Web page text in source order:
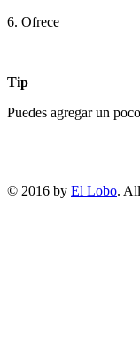
6. Ofrece
Tip
Puedes agregar un
© 2016 by El Lobo.